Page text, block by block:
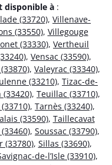
disponible à :
(33720), Villenave-
(33550), Villegouge
(33330), Vertheuil
, Vensac (33590),
, Valeyrac (33340),
(33210), Tizac-de-
, Teuillac (33710),
, Tarnès (33240),
(33590), Taillecavat
, Soussac (33790),
(33780), Sillas (33690),
de-l’Isle (33910),